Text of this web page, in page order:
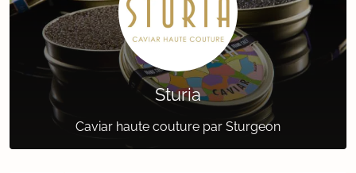
Sturia
Caviar haute couture par Sturgeon